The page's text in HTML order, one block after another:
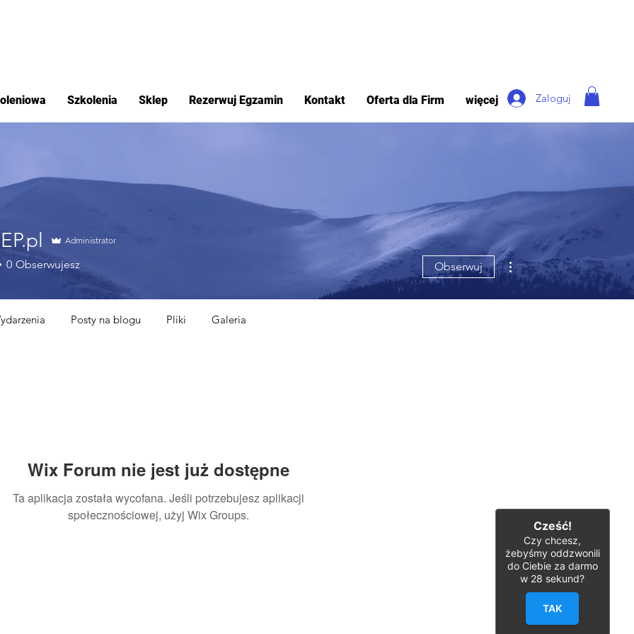
Szkolenia Sklep Rezerwuj Egzamin Kontakt Oferta dla Firm więcej Zaloguj
Wix Forum nie jest już dostępne
Ta aplikacja została wycofana. Jeśli potrzebujesz aplikacji
społecznościowej, użyj Wix Groups.
Administrator
0 Obserwujesz Obserwuj
Więcej działań
Posty na blogu Pliki Galeria
Cześć!
Czy chcesz,
żebyśmy oddzwonili
do Ciebie za darmo
w 28 sekund?
TAK